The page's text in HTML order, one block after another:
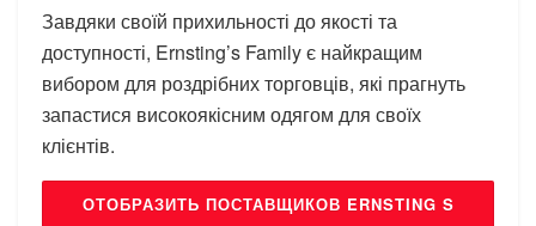
Завдяки своїй прихильності до якості та
доступності, Ernsting’s Family є найкращим
вибором для роздрібних торговців, які прагнуть
запастися високоякісним одягом для своїх
клієнтів.
ОТОБРАЗИТЬ ПОСТАВЩИКОВ ERNSTING S